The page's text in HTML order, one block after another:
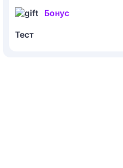
Бонус
Тест